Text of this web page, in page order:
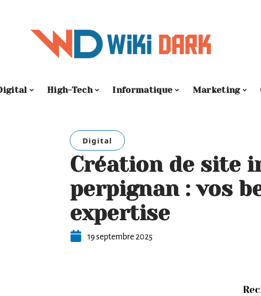
High-Tech Informatique Marketing
Digital
Création de site
perpignan : vos
expertise
19 septembre 2025